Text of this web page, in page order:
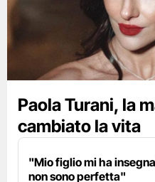
Paola Turani, la
cambiato la vita
"Mio figlio mi ha
non sono perfetta"